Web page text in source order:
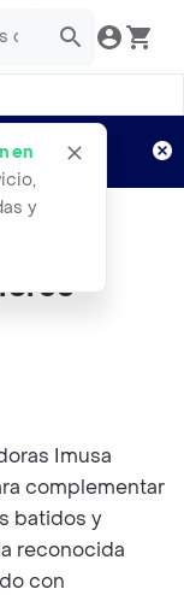
en
y
Aplican TyC
Imusa
complementar
batidos y
reconocida
con